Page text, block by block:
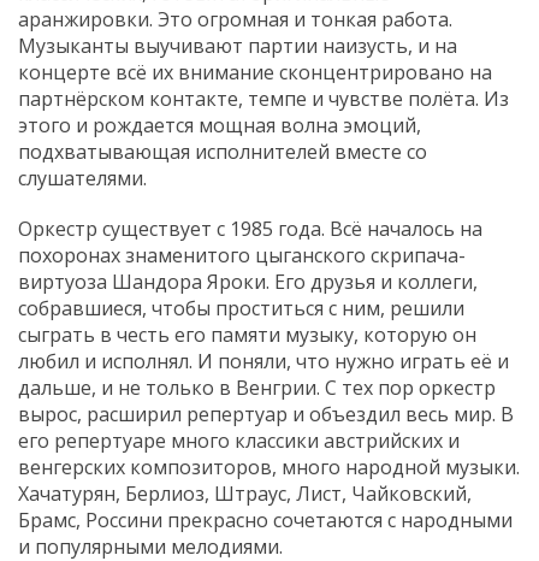
аранжировки. Это огромная и тонкая работа.
Музыканты выучивают партии наизусть, и на
концерте всё их внимание сконцентрировано на
партнёрском контакте, темпе и чувстве полёта. Из
этого и рождается мощная волна эмоций,
подхватывающая исполнителей вместе со
слушателями.
Оркестр существует с 1985 года. Всё началось на
похоронах знаменитого цыганского скрипача-
виртуоза Шандора Яроки. Его друзья и коллеги,
собравшиеся, чтобы проститься с ним, решили
сыграть в честь его памяти музыку, которую он
любил и исполнял. И поняли, что нужно играть её и
дальше, и не только в Венгрии. С тех пор оркестр
вырос, расширил репертуар и объездил весь мир. В
его репертуаре много классики австрийских и
венгерских композиторов, много народной музыки.
Хачатурян, Берлиоз, Штраус, Лист, Чайковский,
Брамс, Россини прекрасно сочетаются с народными
и популярными мелодиями.